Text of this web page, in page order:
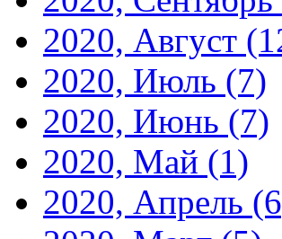
2020, Август
2020, Июль (7)
2020, Июнь (7)
2020, Май (1)
2020, Апрель